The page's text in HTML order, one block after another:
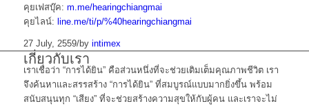
คุยเฟสบุ๊ค: m.me/hearingchiangmai
คุยไลน์: line.me/ti/p/%40hearingchiangmai
27 July, 2559/by intimex
เกี่ยวกับเรา
เราเชื่อว่า “การได้ยิน” คือส่วนหนึ่งที่จะช่วยเติมเต็มคุณภาพชีวิต เรา
จึงค้นหาและสรรสร้าง “การได้ยิน” ที่สมบูรณ์แบบมากยิ่งขึ้น พร้อม
สนับสนุนทุก “เสียง” ที่จะช่วยสร้างความสุขให้กับผู้คน และเราจะไม่